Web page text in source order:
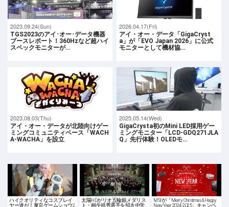
2023.09.24(Sun)
TGS2023のアイ･オー･データ機器
ブースレポート！360Hzなど超ハイ
スペックモニターが…
2026.04.17(Fri)
アイ・オー・データ「GigaCryst
a」が「EVO Japan 2026」に公式
モニターとして機材協…
2023.08.03(Thu)
アイ・オー・データが北陸向けゲー
ミングコミュニティベース「WACH
A-WACHA」を設立
2025.05.14(Wed)
GigaCrysta初のMini LED採用ゲー
ミングモニター「LCD-GDQ271JLA
Q」先行体験！OLEDモ…
ハイクオリティなコスプレイ
ヤー達が！東京ゲームショウ2
太陽HDがリオ五輪銀メダリス
ト・桐生祥秀選手を招き中学
MSIが「Merry Christmas & Happy
New Year 2024-2025」キャンペ